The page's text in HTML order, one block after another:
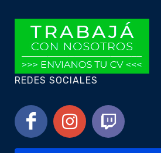
REDES SOCIALES